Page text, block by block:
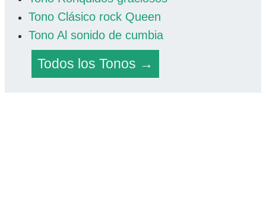
Tono Clásico rock Queen
Tono Al sonido de cumbia
Todos los Tonos →